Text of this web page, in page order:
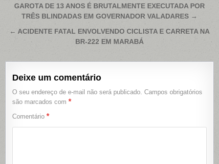
Navegação
Post
GAROTA DE 13 ANOS É BRUTALMENTE EXECUTADA POR
TRÊS BLINDADAS EM GOVERNADOR VALADARES →
← ACIDENTE FATAL ENVOLVENDO CICLISTA E CARRETA NA
BR-222 EM MARABÁ
Deixe um comentário
O seu endereço de e-mail não será publicado. Campos obrigatórios
são marcados com*
Comentário*